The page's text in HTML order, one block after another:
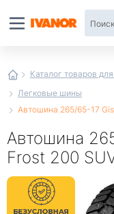
Каталог товаров
Легковые шины
Автошина 265/65-17
Автошина
Frost 200